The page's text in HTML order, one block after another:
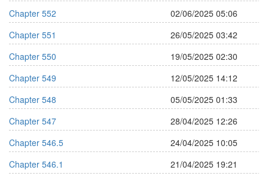
Chapter 552
02/06/2025 05:06
Chapter 551
26/05/2025 03:42
Chapter 550
19/05/2025 02:30
Chapter 549
12/05/2025 14:12
Chapter 548
05/05/2025 01:33
Chapter 547
28/04/2025 12:26
Chapter 546.5
24/04/2025 10:05
Chapter 546.1
21/04/2025 19:21